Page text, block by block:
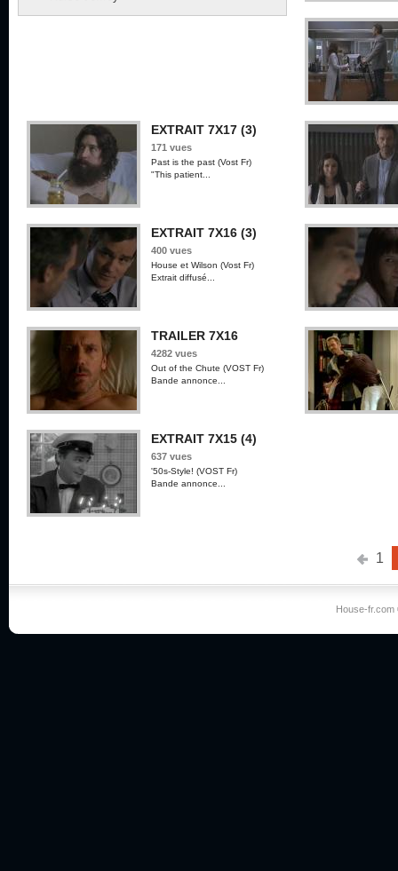
EXTRAIT 7X17 (3)
171 vues
Past is the past (Vost Fr)
"This patient...
EXTRAIT 7X16 (3)
400 vues
House et Wilson (Vost Fr)
Extrait diffusé...
TRAILER 7X16
4282 vues
Out of the Chute (VOST Fr)
Bande annonce...
EXTRAIT 7X15 (4)
637 vues
'50s-Style! (VOST Fr)
Bande annonce...
1
House-